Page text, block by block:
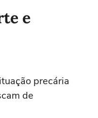
e
precária
de